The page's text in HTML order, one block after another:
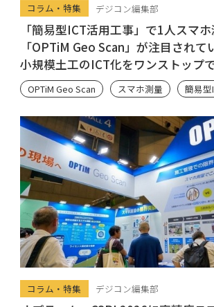
コラム・特集 デジコン編集部
「簡易型ICT活用工事」で1人スマ
「OPTiM Geo Scan」が注目されて
小規模土工のICT化をワンストップ
OPTiM Geo Scan スマホ測量 簡易型
コラム・特集 デジコン編集部